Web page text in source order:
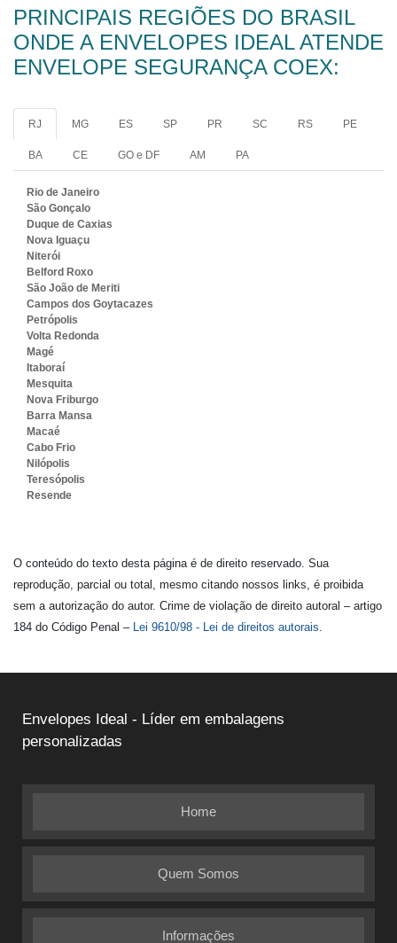
PRINCIPAIS REGIÕES DO BRASIL
ONDE A ENVELOPES IDEAL ATENDE
ENVELOPE SEGURANÇA COEX:
RJ MG ES SP PR SC RS PE
BA CE GO e DF AM PA
Rio de Janeiro
São Gonçalo
Duque de Caxias
Nova Iguaçu
Niterói
Belford Roxo
São João de Meriti
Campos dos Goytacazes
Petrópolis
Volta Redonda
Magé
Itaboraí
Mesquita
Nova Friburgo
Barra Mansa
Macaé
Cabo Frio
Nilópolis
Teresópolis
Resende
O conteúdo do texto desta página é de direito reservado. Sua
reprodução, parcial ou total, mesmo citando nossos links, é proibida
sem a autorização do autor. Crime de violação de direito autoral – artigo
184 do Código Penal – Lei 9610/98 - Lei de direitos autorais.
Envelopes Ideal - Líder em embalagens
personalizadas
Home
Quem Somos
Informações